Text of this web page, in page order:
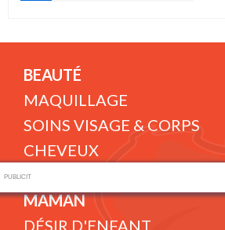
BEAUTÉ
MAQUILLAGE
SOINS VISAGE & CORPS
CHEVEUX
COIFFURE
MAMAN
DÉSIR D'ENFANT
PUBLICIT